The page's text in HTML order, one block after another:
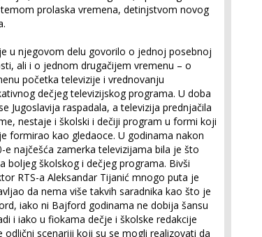
prolaska vremena, detinjstvom novog
u njegovom delu govorilo o jednoj posebnoj
ali i o jednom drugačijem vremenu – o
početka televizije i vrednovanju
dečjeg televizijskog programa. U doba
Jugoslavija raspadala, a televizija prednjačila
nestaje i školski i dečiji program u formi koji
formirao kao gledaoce. U godinama nakon
e najčešća zamerka televizijama bila je što
boljeg školskog i dečjeg programa. Bivši
RTS-a Aleksandar Tijanić mnogo puta je
da nema više takvih saradnika kao što je
iako ni Bajford godinama ne dobija šansu
i iako u fiokama dečje i školske redakcije
odlični scenariji koji su se mogli realizovati da